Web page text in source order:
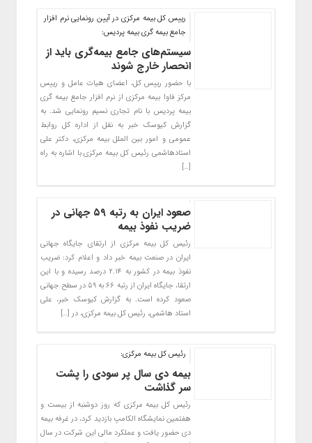
رییس کل بیمه مرکزی در آیین رونمایی نرم افزار
جامع بیمه گری بیمه پردیس:
سیستم‌های جامع بیمه‌گری باید از
انحصار خارج شوند
با حضور رییس کل، اعضای هیات عامل و رییس
مرکز فاوا بیمه مرکزی از نرم افزار جامع بیمه گری
بیمه پردیس با نام تجاری نسیم رونمایی شد. به
گزارش کیوسک خبر به نقل از اداره کل روابط
عمومی و امور بین الملل بیمه مرکزی، دکتر علی
استادهاشمی رئیس کل بیمه مرکزی با اشاره به راه
[…]
صعود ایران به رتبه ۵۹ جهانی در
ضریب نفوذ بیمه
رئیس کل بیمه مرکزی از ارتقای جایگاه جهانی
ایران در صنعت بیمه خبر داد و اعلام کرد: ضریب
نفوذ بیمه در کشور به ۲.۱۴ درصد رسیده و با این
ارتقا، جایگاه ایران از رتبه ۶۶ به ۵۹ در سطح جهانی
صعود کرده است. به گزارش کیوسک خبر، علی
استاد هاشمی، رئیس کل بیمه مرکزی، در […]
رئیس کل بیمه مرکزی:
بیمه دی سال پر سودی را پشت
سر گذاشت
رئیس کل بیمه مرکزی که روز دوشنبه از بیست و
هفتمین نمایشگاه الکامپ بازدید کرد، در غرفه بیمه
دی حضور یافت و عملکرد مالی این شرکت در سال